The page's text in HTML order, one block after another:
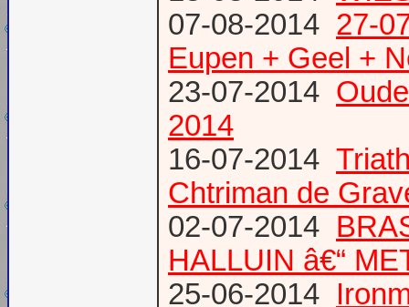
07-08-2014 27-
Eupen + Geel +
23-07-2014
2014
16-07-2014
Chtriman de
02-07-2014
HALLUIN â€“
25-06-2014